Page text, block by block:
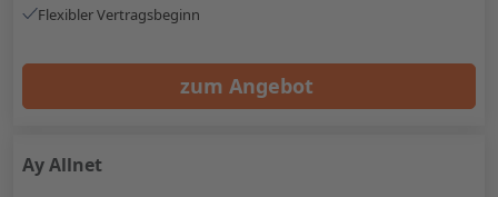
Flexibler Vertragsbeginn
zum Angebot
Ay Allnet